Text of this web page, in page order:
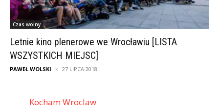
Czas wolny
Letnie kino plenerowe we Wrocławiu [LISTA
WSZYSTKICH MIEJSC]
PAWEŁ WOLSKI 27 LIPCA 2018
Kocham Wroclaw